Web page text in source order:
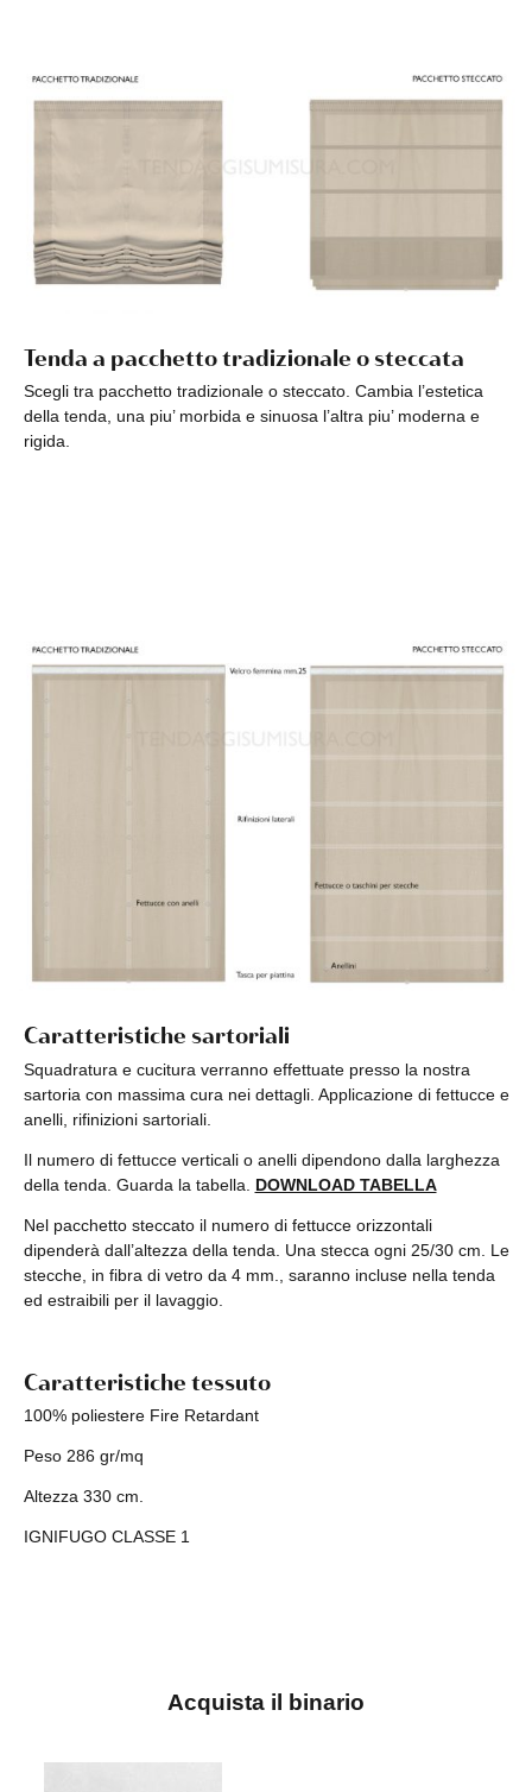
Tenda a pacchetto tradizionale o steccata
Scegli tra pacchetto tradizionale o steccato. Cambia l’estetica
della tenda, una piu’ morbida e sinuosa l’altra piu’ moderna e
rigida.
Caratteristiche sartoriali
Squadratura e cucitura verranno effettuate presso la nostra
sartoria con massima cura nei dettagli. Applicazione di fettucce e
anelli, rifinizioni sartoriali.
Il numero di fettucce verticali o anelli dipendono dalla larghezza
della tenda. Guarda la tabella. DOWNLOAD TABELLA
Nel pacchetto steccato il numero di fettucce orizzontali
dipenderà dall’altezza della tenda. Una stecca ogni 25/30 cm. Le
stecche, in fibra di vetro da 4 mm., saranno incluse nella tenda
ed estraibili per il lavaggio.
Caratteristiche tessuto
100% poliestere Fire Retardant
Peso 286 gr/mq
Altezza 330 cm.
IGNIFUGO CLASSE 1
Acquista il binario